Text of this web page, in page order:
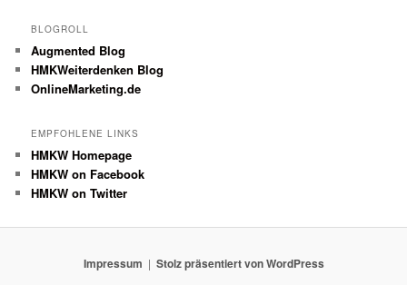
BLOGROLL
Augmented Blog
HMKWeiterdenken Blog
OnlineMarketing.de
EMPFOHLENE LINKS
HMKW Homepage
HMKW on Facebook
HMKW on Twitter
Impressum Stolz präsentiert von WordPress